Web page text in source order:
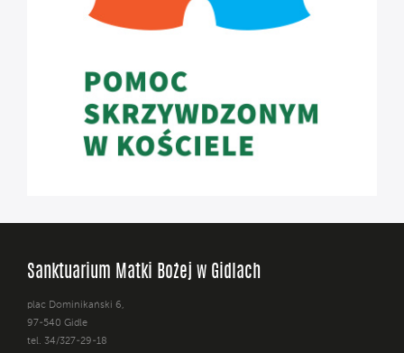
Sanktuarium Matki Bożej w Gidlach
plac Dominikański 6,
97-540 Gidle
tel. 34/327-29-18